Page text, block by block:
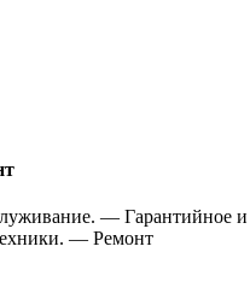
— Гарантийное и
— Ремонт